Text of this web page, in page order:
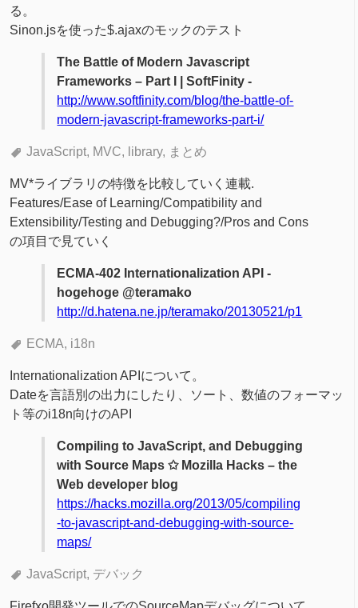
る。
Sinon.jsを使った$.ajaxのモックのテスト
The Battle of Modern Javascript
Frameworks – Part I | SoftFinity -
http://www.softfinity.com/blog/the-battle-of-
modern-javascript-frameworks-part-i/
JavaScript MVC library まとめ
MV*ライブラリの特徴を比較していく連載.
Features/Ease of Learning/Compatibility and
Extensibility/Testing and Debugging?/Pros and Cons
の項目で見ていく
ECMA-402 Internationalization API -
hogehoge @teramako
http://d.hatena.ne.jp/teramako/20130521/p1
ECMA i18n
Internationalization APIについて。
Dateを言語別の出力にしたり、ソート、数値のフォーマッ
ト等のi18n向けのAPI
Compiling to JavaScript, and Debugging
with Source Maps ✩ Mozilla Hacks – the
Web developer blog
https://hacks.mozilla.org/2013/05/compiling
-to-javascript-and-debugging-with-source-
maps/
JavaScript デバック